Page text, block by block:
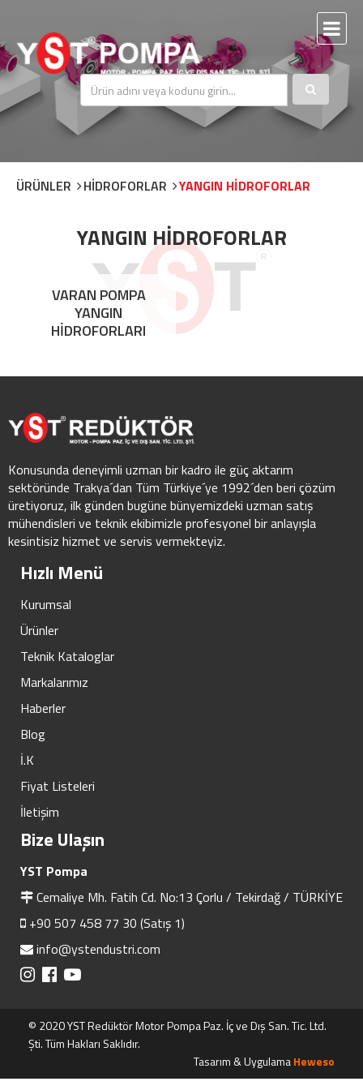
ÜRÜNLER HİDROFORLAR YANGIN HİDROFORLAR
YANGIN HİDROFORLAR
VARAN POMPA
YANGIN
HİDROFORLARI
Konusunda deneyimli uzman bir kadro ile güç aktarım
sektöründe Trakya´dan Tüm Türkiye´ye 1992´den beri çözüm
üretiyoruz, ilk günden bugüne bünyemizdeki uzman satış
mühendisleri ve teknik ekibimizle profesyonel bir anlayışla
kesintisiz hizmet ve servis vermekteyiz.
Hızlı Menü
Kurumsal
Ürünler
Teknik Kataloglar
Markalarımız
Haberler
Blog
İ.K
Fiyat Listeleri
İletişim
Bize Ulaşın
YST Pompa
Cemaliye Mh. Fatih Cd. No:13 Çorlu / Tekirdağ / TÜRKİYE
+90 507 458 77 30 (Satış 1)
info@ystendustri.com
© 2020 YST Redüktör Motor Pompa Paz. İç ve Dış San. Tic. Ltd.
Şti. Tüm Hakları Saklıdır.
Tasarım & UygulamaHeweso